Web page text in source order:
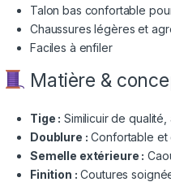
Talon bas confortable
Chaussures légères et
Faciles à enfiler
Matière &
Tige : Similicuir de
Doublure : Confortable et
Semelle extérieure :
Finition : Coutures